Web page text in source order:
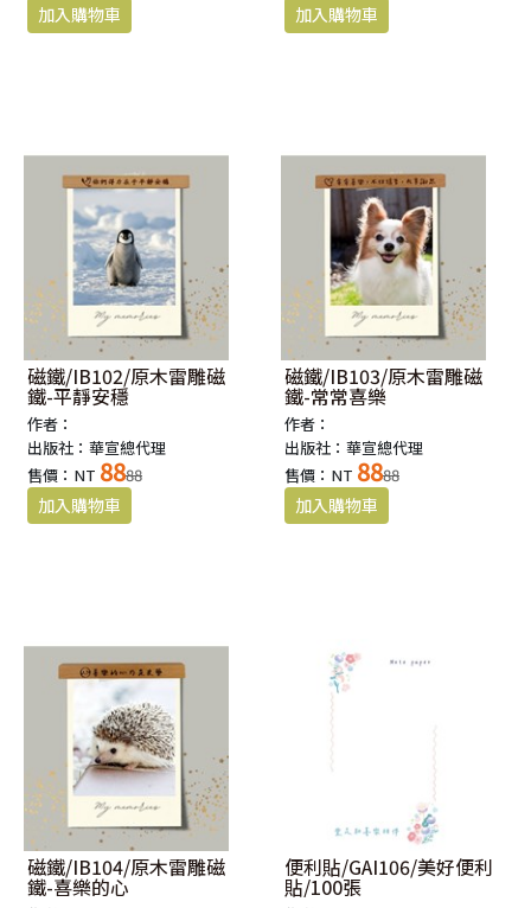
磁鐵/IB102/原木雷雕磁
鐵-平靜安穩
作者：
出版社：華宣總代理
售價：NT 8888
磁鐵/IB103/原木雷雕磁
鐵-常常喜樂
作者：
出版社：華宣總代理
售價：NT 8888
磁鐵/IB104/原木雷雕磁
鐵-喜樂的心
便利貼/GAI106/美好便利
貼/100張